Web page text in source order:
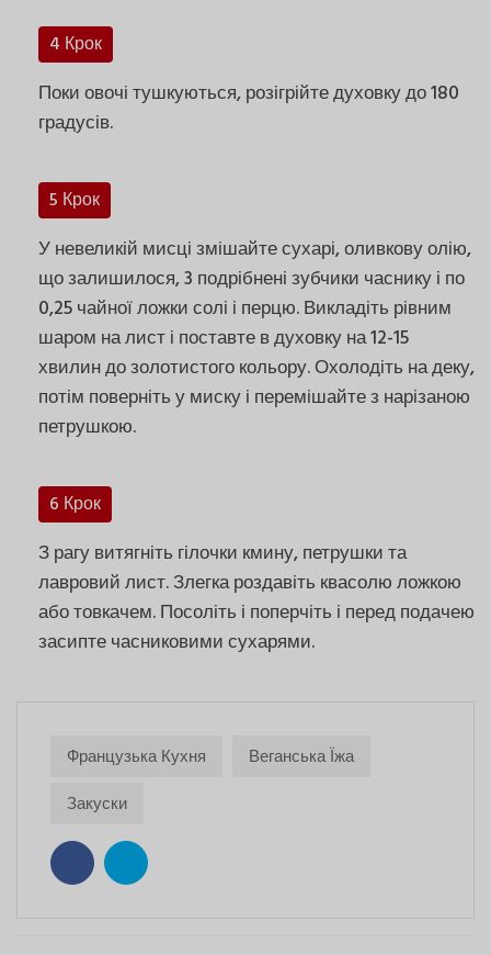
4 Крок
Поки овочі тушкуються, розігрійте духовку до 180
градусів.
5 Крок
У невеликій мисці змішайте сухарі, оливкову олію,
що залишилося, 3 подрібнені зубчики часнику і по
0,25 чайної ложки солі і перцю. Викладіть рівним
шаром на лист і поставте в духовку на 12-15
хвилин до золотистого кольору. Охолодіть на деку,
потім поверніть у миску і перемішайте з нарізаною
петрушкою.
6 Крок
З рагу витягніть гілочки кмину, петрушки та
лавровий лист. Злегка роздавіть квасолю ложкою
або товкачем. Посоліть і поперчіть і перед подачею
засипте часниковими сухарями.
Французька Кухня
Веганська Їжа
Закуски